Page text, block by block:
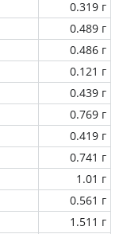
0.319 г
0.489 г
0.486 г
0.121 г
0.439 г
0.769 г
0.419 г
0.741 г
1.01 г
0.561 г
1.511 г